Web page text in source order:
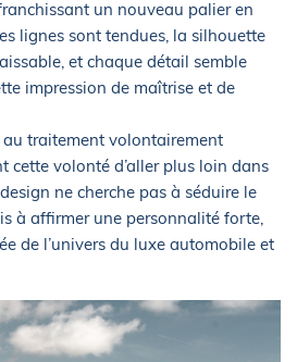
un nouveau palier en
lignes sont tendues, la silhouette
et chaque détail semble
impression de maîtrise et de
traitement volontairement
cette volonté d’aller plus loin dans
ne cherche pas à séduire le
à affirmer une personnalité forte,
de l’univers du luxe automobile et